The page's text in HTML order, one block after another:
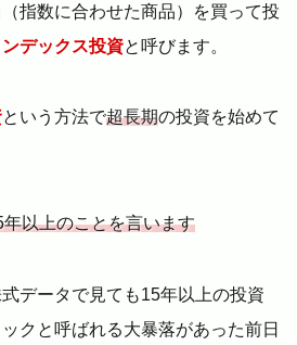
指数に合わせた商品）を買って投
ンデックス投資と呼びます。
という方法で超長期の投資を始めて
以上のことを言います
データで見ても15年以上の投資
クと呼ばれる大暴落があった前日